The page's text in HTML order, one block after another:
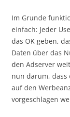
Im Grunde
einfach: Jeder
das OK geben,
Daten über das
den Adserver
nun darum, dass
auf den
vorgeschlagen